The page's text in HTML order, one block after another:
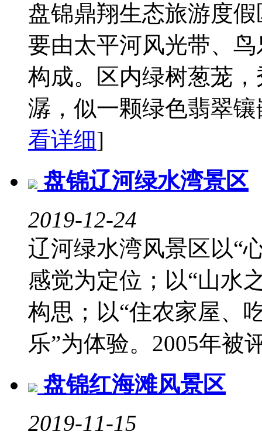
盘锦鼎翔生态旅游度
要由太平河风光带、
构成。区内绿树葱茏
潺，似一颗绿色翡翠
看详细]
盘锦辽河绿水湾景区
2019-12-24
辽河绿水湾风景区以“
感觉为定位；以“山水
构思；以“住农家屋、
乐”为体验。2005年被
盘锦红海滩风景区
2019-11-15